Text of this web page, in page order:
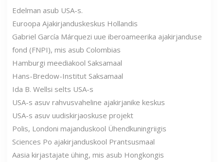
Edelman asub USA-s.
Euroopa Ajakirjanduskeskus Hollandis
Gabriel García Márquezi uue iberoameerika ajakirjanduse
fond (FNPI), mis asub Colombias
Hamburgi meediakool Saksamaal
Hans-Bredow-Institut Saksamaal
Ida B. Wellsi selts USA-s
USA-s asuv rahvusvaheline ajakirjanike keskus
USA-s asuv uudiskirjaoskuse projekt
Polis, Londoni majanduskool Ühendkuningriigis
Sciences Po ajakirjanduskool Prantsusmaal
Aasia kirjastajate ühing, mis asub Hongkongis